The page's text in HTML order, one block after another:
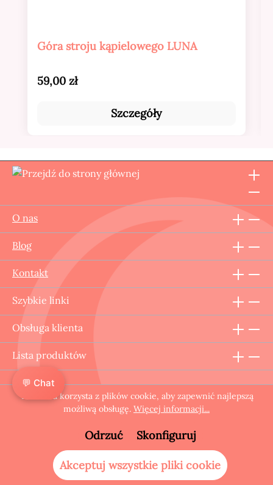
Góra stroju kąpielowego LUNA
Cena regularna:
59,00 zł
Szczegóły
O nas
Blog
Kontakt
Szybkie linki
Obsługa klienta
Lista produktów
© 2025 LunaCare™. Wszelkie prawa zastrzeżone.
Ta strona korzysta z plików cookie, aby zapewnić najlepszą
możliwą obsługę. Więcej informacji...
Odrzuć Skonfiguruj
Akceptuj wszystkie pliki cookie
💬 Chat